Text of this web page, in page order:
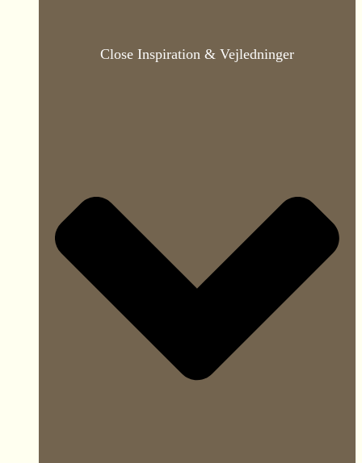
Close Inspiration & Vejledninger